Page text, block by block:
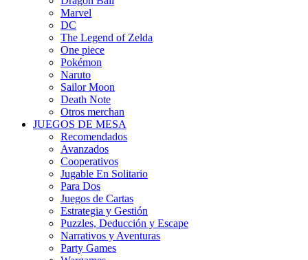
Marvel
DC
The Legend of Zelda
One piece
Pokémon
Naruto
Sailor Moon
Death Note
Otros merchan
JUEGOS DE MESA
Recomendados
Avanzados
Cooperativos
Jugable En Solitario
Para Dos
Juegos de Cartas
Estrategia y Gestión
Puzzles, Deducción y Escape
Narrativos y Aventuras
Party Games